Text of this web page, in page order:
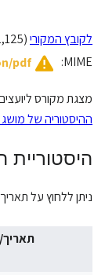
לקובץ המקורי(
MIME‏:
pdf
מצגת מקורס
ההיסטוריה של
היסטוריית
ניתן ללחוץ על